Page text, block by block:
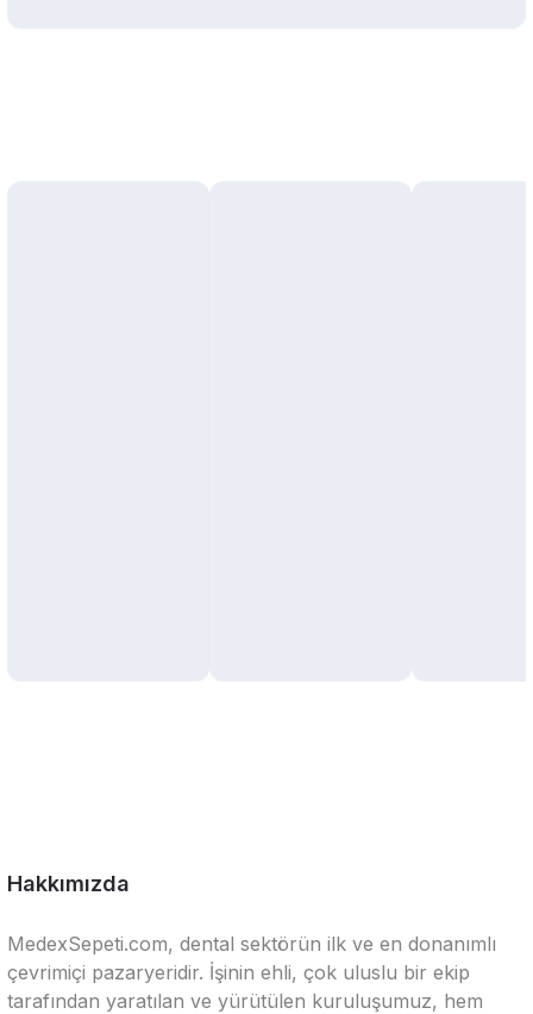
Hakkımızda
MedexSepeti.com, dental sektörün ilk ve en donanımlı
çevrimiçi pazaryeridir. İşinin ehli, çok uluslu bir ekip
tarafından yaratılan ve yürütülen kuruluşumuz, hem